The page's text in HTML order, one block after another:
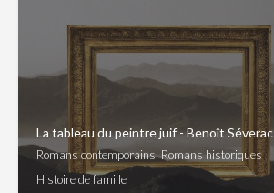
La tableau du peintre juif - Benoît Séverac
Romans contemporains, Romans historiques
Histoire de famille